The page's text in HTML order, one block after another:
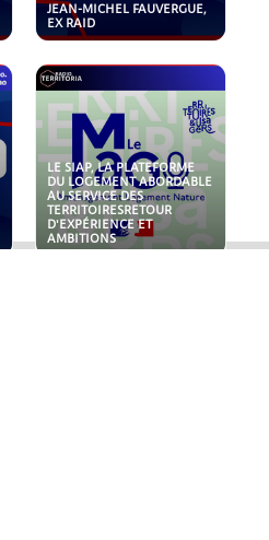
JEAN-MICHEL FAUVERGUE,
EX RAID
LE SIAP, LA PLATEFORME
DU LOGEMENT ABORDABLE
AU SERVICE DES
TERRITOIRESRETOUR
D'EXPÉRIENCE ET
AMBITIONS